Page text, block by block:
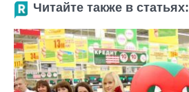
Читайте также в статьях: